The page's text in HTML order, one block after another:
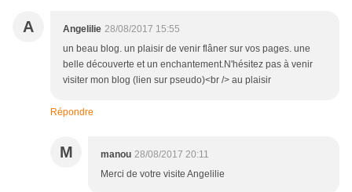
A Angelilie 28/08/2017 15:55
un beau blog. un plaisir de venir flâner sur vos pages. une
belle découverte et un enchantement.N'hésitez pas à venir
visiter mon blog (lien sur pseudo)<br /> au plaisir
Répondre
M manou 28/08/2017 20:11
Merci de votre visite Angelilie